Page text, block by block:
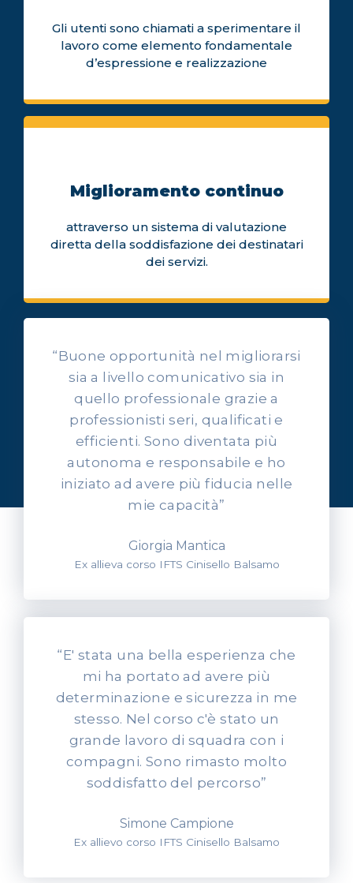
Gli utenti sono chiamati a sperimentare il
lavoro come elemento fondamentale
d’espressione e realizzazione
Miglioramento continuo
attraverso un sistema di valutazione
diretta della soddisfazione dei destinatari
dei servizi.
OPINIONI DEI NOSTRI ALLIEVI
Ascolta l'esperienza dei
nostri allievi
“Buone opportunità nel migliorarsi
sia a livello comunicativo sia in
quello professionale grazie a
professionisti seri, qualificati e
efficienti. Sono diventata più
autonoma e responsabile e ho
iniziato ad avere più fiducia nelle
mie capacità”
Giorgia Mantica
Ex allieva corso IFTS Cinisello Balsamo
“E' stata una bella esperienza che
mi ha portato ad avere più
determinazione e sicurezza in me
stesso. Nel corso c'è stato un
grande lavoro di squadra con i
compagni. Sono rimasto molto
soddisfatto del percorso”
Simone Campione
Ex allievo corso IFTS Cinisello Balsamo